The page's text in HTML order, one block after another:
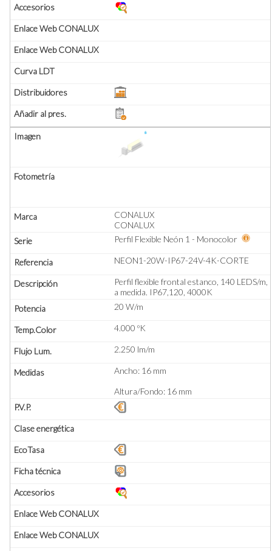
CONALUX
CONALUX
Perfil Flexible Neón 1 - Monocolor
NEON1-20W-IP67-24V-4K-CORTE
Perfil flexible frontal estanco, 140 LEDS/m,
a medida. IP67,120, 4000K
20 W/m
4.000 ºK
2.250 lm/m
Ancho: 16 mm
Altura/Fondo: 16 mm